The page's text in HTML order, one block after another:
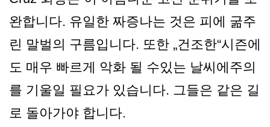
완합니다. 유일한 짜증나는 것은 피에 굶주
린 말벌의 구름입니다. 또한 „건조한“시즌에
도 매우 빠르게 악화 될 수있는 날씨에주의
를 기울일 필요가 있습니다. 그들은 같은 길
로 돌아가야 합니다.